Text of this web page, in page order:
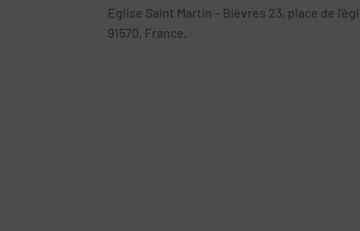
Eglise Saint Martin – Bièvres 23, place de
91570, France,